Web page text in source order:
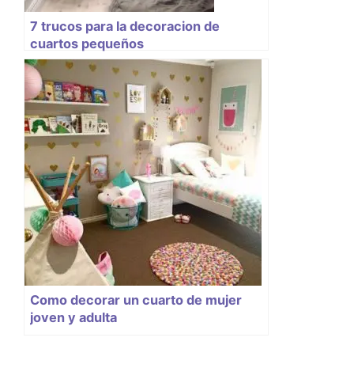
7 trucos para la decoracion de
cuartos pequeños
Como decorar un cuarto de mujer
joven y adulta